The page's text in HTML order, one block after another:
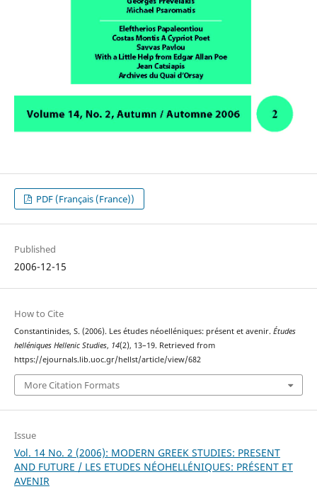
PDF (Français (France))
Published
2006-12-15
How to Cite
Constantinides, S. (2006). Les études néoelléniques: présent et avenir. Études
helléniques Hellenic Studies, 14(2), 13–19. Retrieved from
https://ejournals.lib.uoc.gr/hellst/article/view/682
More Citation Formats
Issue
Vol. 14 No. 2 (2006): MODERN GREEK STUDIES: PRESENT
AND FUTURE / LES ETUDES NÉOHELLÉNIQUES: PRÉSENT ET
AVENIR